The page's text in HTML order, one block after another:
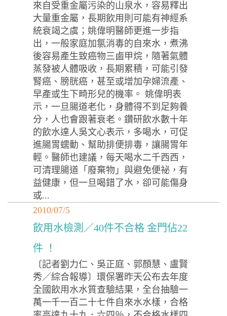
來自受重金屬污染的山泉水，容易釋出
大量重金屬，長期飲用則可能有神經系
統衰竭之虞；姚偉明醫師更進一步指
出，一般家庭加氯消毒的自來水，煮沸
後容易產生致癌物三鹵甲烷，隨著氣體
蒸發被人體吸收，長期累積，可能引發
腎癌、膀胱癌，甚至或增加孕婦流產、
早產或生下畸形兒的機率。 姚偉明表
示，一旦腸道老化，身體得不到足夠養
分，人也會跟著衰老。鑽研飲水數十年
的飲水達人吳文心表示，多喝水，可促
進腸胃蠕動、幫助排便排毒，讓腸胃年
輕。醫師也建議，每天喝水二千西西，
可清理腸道「廢棄物」與避免便祕，有
益健康，但一旦喝錯了水，卻可能傷身
或...
2010/07/5
飲用水檢測／40件不合格 金門佔22
件 ！
〔記者劉力仁、吳正庭、郭顏慧、盧賢
秀／綜合報導〕環保署昨天公布去年度
全國飲用水水質查驗結果，全台抽驗一
萬一千一百二十七件自來水水樣，合格